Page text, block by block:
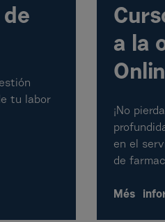
tu labor
a la
¡No
en el
de
Més